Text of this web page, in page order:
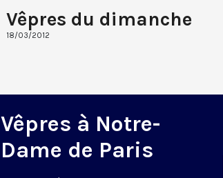
Vêpres du dimanche
18/03/2012
Vêpres à Notre-
Dame de Paris